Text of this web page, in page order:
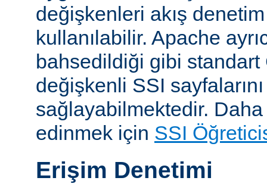
değişkenleri akış
kullanılabilir. Apache
bahsedildiği gibi standart
değişkenli SSI
sağlayabilmektedir. Daha
edinmek için SSI
Erişim Denetimi